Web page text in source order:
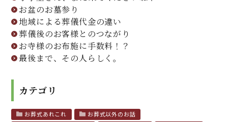
お盆のお墓参り
地域による葬儀代金の違い
葬儀後のお客様とのつながり
お寺様のお布施に手数料！？
最後まで、その人らしく。
カテゴリ
お葬式あれこれ
お葬式以外のお話